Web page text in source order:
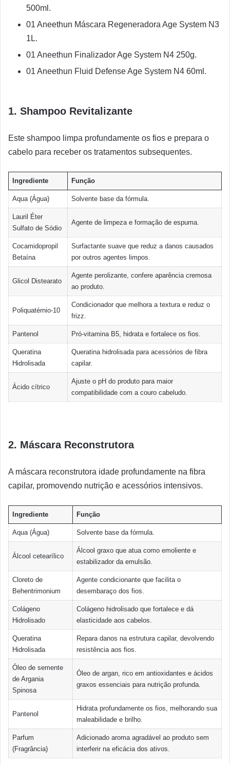
500ml.
01 Aneethun Máscara Regeneradora Age System N3
1L.
01 Aneethun Finalizador Age System N4 250g.
01 Aneethun Fluid Defense Age System N4 60ml.
1. Shampoo Revitalizante
Este shampoo limpa profundamente os fios e prepara o
cabelo para receber os tratamentos subsequentes.
Ingrediente Função
Aqua (Água) Solvente base da fórmula.
Lauril Éter
Sulfato de Sódio
Agente de limpeza e formação de espuma.
Cocamidopropil
Betaína
Surfactante suave que reduz a danos causados ​​
por outros agentes limpos.
Glicol Distearato
Agente perolizante, confere aparência cremosa
ao produto.
Poliquatérnio-10
Condicionador que melhora a textura e reduz o
frizz.
Pantenol Pró-vitamina B5, hidrata e fortalece os fios.
Queratina
Hidrolisada
Queratina hidrolisada para acessórios de fibra
capilar.
Ácido cítrico
Ajuste o pH do produto para maior
compatibilidade com a couro cabeludo.
2. Máscara Reconstrutora
A máscara reconstrutora idade profundamente na fibra
capilar, promovendo nutrição e acessórios intensivos.
Ingrediente Função
Aqua (Água) Solvente base da fórmula.
Álcool cetearílico
Álcool graxo que atua como emoliente e
estabilizador da emulsão.
Cloreto de
Behentrimonium
Agente condicionante que facilita o
desembaraço dos fios.
Colágeno
Hidrolisado
Colágeno hidrolisado que fortalece e dá
elasticidade aos cabelos.
Queratina
Hidrolisada
Repara danos na estrutura capilar, devolvendo
resistência aos fios.
Óleo de semente
de Argania
Spinosa
Óleo de argan, rico em antioxidantes e ácidos
graxos essenciais para nutrição profunda.
Pantenol
Hidrata profundamente os fios, melhorando sua
maleabilidade e brilho.
Parfum
(Fragrância)
Adicionado aroma agradável ao produto sem
interferir na eficácia dos ativos.